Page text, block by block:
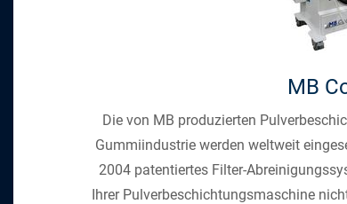
MB
Die von MB produzierten
Gummiindustrie werden weltweit
2004 patentiertes Filter-
Ihrer Pulverbeschichtungsmaschine